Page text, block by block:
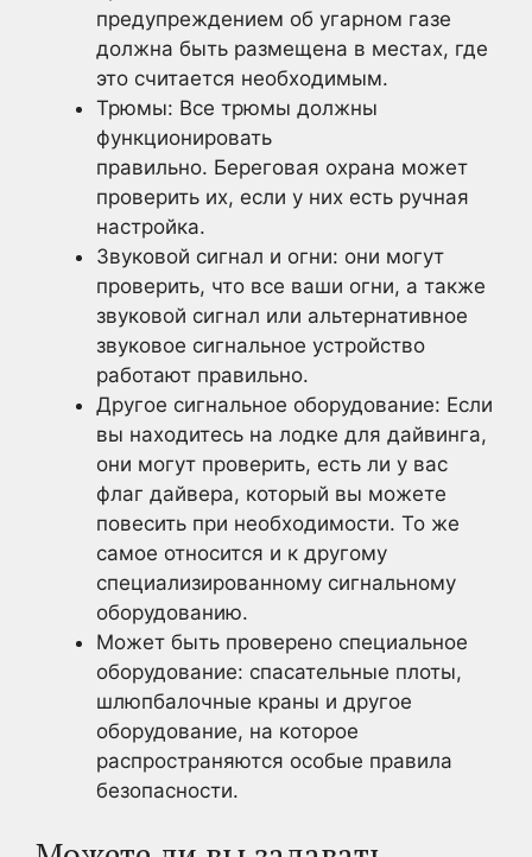
предупреждением об угарном газе
должна быть размещена в местах, где
это считается необходимым.
Трюмы: Все трюмы должны
функционировать
правильно. Береговая охрана может
проверить их, если у них есть ручная
настройка.
Звуковой сигнал и огни: они могут
проверить, что все ваши огни, а также
звуковой сигнал или альтернативное
звуковое сигнальное устройство
работают правильно.
Другое сигнальное оборудование: Если
вы находитесь на лодке для дайвинга,
они могут проверить, есть ли у вас
флаг дайвера, который вы можете
повесить при необходимости. То же
самое относится и к другому
специализированному сигнальному
оборудованию.
Может быть проверено специальное
оборудование: спасательные плоты,
шлюпбалочные краны и другое
оборудование, на которое
распространяются особые правила
безопасности.